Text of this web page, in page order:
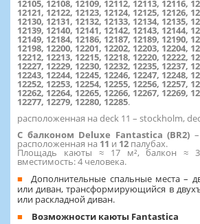
12105, 12108, 12109, 12112, 12113, 12116,
12121, 12122, 12123, 12124, 12125, 12126,
12130, 12131, 12132, 12133, 12134, 12135,
12139, 12140, 12141, 12142, 12143, 12144,
12149, 12184, 12186, 12187, 12189, 12190,
12198, 12200, 12201, 12202, 12203, 12204,
12212, 12213, 12215, 12218, 12220, 12222,
12227, 12229, 12230, 12232, 12235, 12237,
12243, 12244, 12245, 12246, 12247, 12248,
12252, 12253, 12254, 12255, 12256, 12257,
12262, 12264, 12265, 12266, 12267, 12269,
12277, 12279, 12280, 12285.
расположенная на deck 11 – stockholm,
С балконом Deluxe Fantastica (BR2)
расположенная на 11 и 12 палубах.
Площадь каюты ≈ 17 м², балкон ≈ 3
вместимость: 4 человека.
Дополнительные спальные места –
или диван, трансформирующийся в
или раскладной диван.
Возможности каюты Fantastica